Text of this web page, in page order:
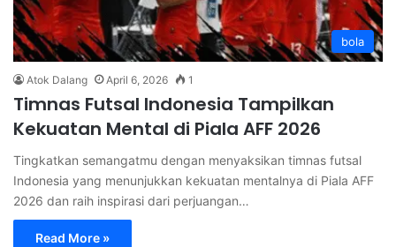
bola
Atok Dalang April 6, 2026 1
Timnas Futsal Indonesia Tampilkan
Kekuatan Mental di Piala AFF 2026
Tingkatkan semangatmu dengan menyaksikan timnas futsal
Indonesia yang menunjukkan kekuatan mentalnya di Piala AFF
2026 dan raih inspirasi dari perjuangan…
Read More »